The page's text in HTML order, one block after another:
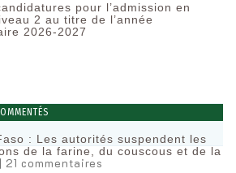
pour l’admission en
2 au titre de l’année
2026-2027
: Les autorités suspendent les
de la farine, du couscous et de la
| 21 commentaires